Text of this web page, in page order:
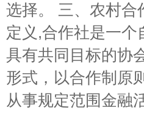
选择。 三、农村合
定义,合作社是一
具有共同目标的协
形式，以合作制原
从事规定范围金融